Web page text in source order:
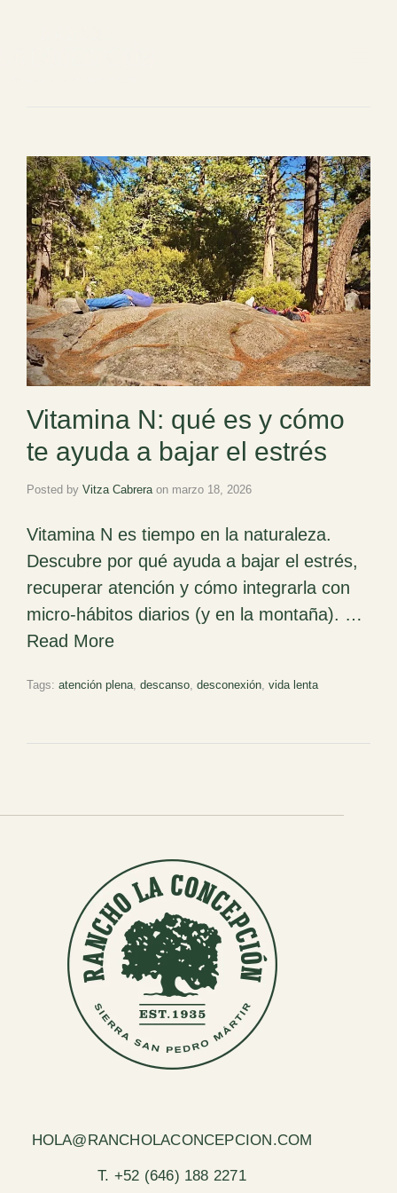
Vitamina N: qué es y cómo
te ayuda a bajar el estrés
Posted by Vitza Cabrera on marzo 18, 2026
Vitamina N es tiempo en la naturaleza.
Descubre por qué ayuda a bajar el estrés,
recuperar atención y cómo integrarla con
micro-hábitos diarios (y en la montaña). …
Read More
Tags: atención plena descanso desconexión vida lenta
HOLA@RANCHOLACONCEPCION.COM
T. +52 (646) 188 2271